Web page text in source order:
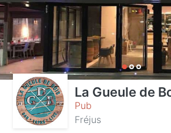
La Gueule de
Pub
Fréjus